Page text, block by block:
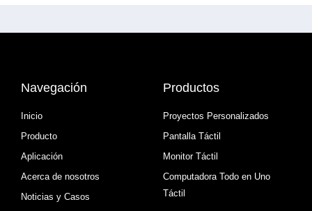
Navegación
Inicio
Producto
Aplicación
Acerca de nosotros
Noticias y Casos
Productos
Proyectos Personalizados
Pantalla Táctil
Monitor Táctil
Computadora Todo en Uno
Táctil